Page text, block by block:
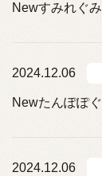
Newすみれぐ
2024.12.06
Newたんぽぽ
2024.12.06